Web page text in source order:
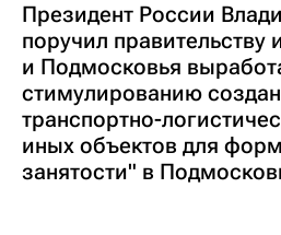
Президент России
поручил
и Подмосковья
стимулированию
транспортно-
иных объектов для
занятости" в